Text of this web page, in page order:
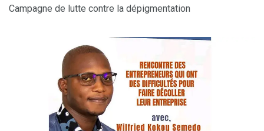
Campagne de lutte contre la dépigmentation